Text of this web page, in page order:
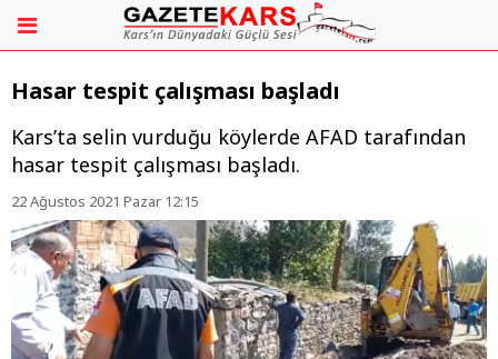
Hasar tespit çalışması başladı
Kars’ta selin vurduğu köylerde AFAD tarafından
hasar tespit çalışması başladı.
22 Ağustos 2021 Pazar 12:15